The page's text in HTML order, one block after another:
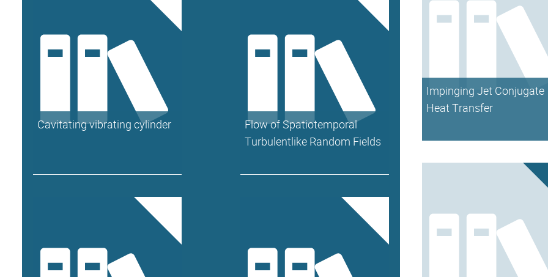
Cavitating vibrating cylinder
Flow of Spatiotemporal
Turbulentlike Random Fields
Impinging Jet Conjugate
Heat Transfer